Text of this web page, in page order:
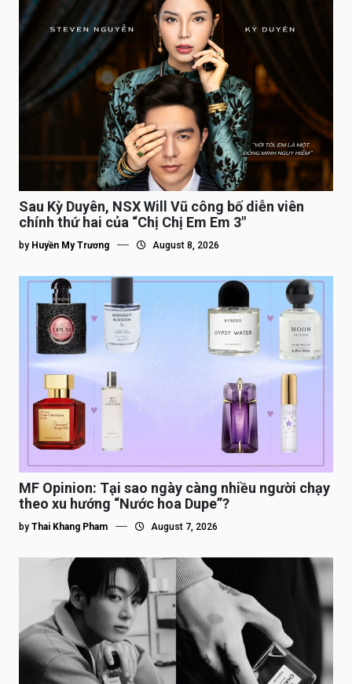
Sau Kỳ Duyên, NSX Will Vũ công bố diễn viên
chính thứ hai của “Chị Chị Em Em 3″
by Huyền My Trương August 8, 2026
MF Opinion: Tại sao ngày càng nhiều người chạy
theo xu hướng “Nước hoa Dupe”?
by Thai Khang Pham August 7, 2026